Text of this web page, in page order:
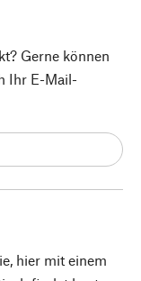
hier mit einem
Gerne können
Ihr E-Mail-